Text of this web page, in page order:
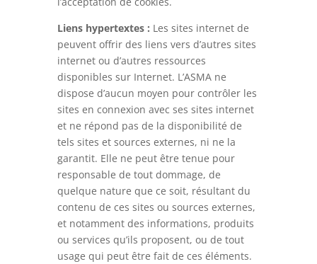
Liens hypertextes : Les sites internet de
peuvent offrir des liens vers d’autres sites
internet ou d’autres ressources
disponibles sur Internet. L’ASMA ne
dispose d’aucun moyen pour contrôler les
sites en connexion avec ses sites internet
et ne répond pas de la disponibilité de
tels sites et sources externes, ni ne la
garantit. Elle ne peut être tenue pour
responsable de tout dommage, de
quelque nature que ce soit, résultant du
contenu de ces sites ou sources externes,
et notamment des informations, produits
ou services qu’ils proposent, ou de tout
usage qui peut être fait de ces éléments.